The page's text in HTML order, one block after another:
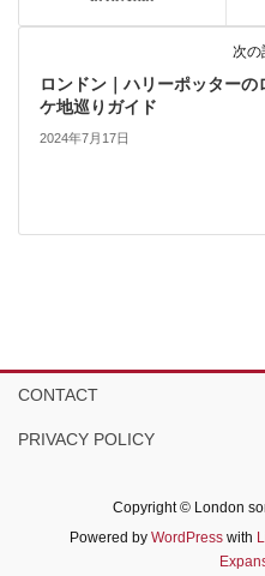
次の
ロンドン｜ハリーポッターの
ケ地巡りガイド
2024年7月17日
CONTACT
PRIVACY POLICY
Copyright © London
Powered by WordPresswith